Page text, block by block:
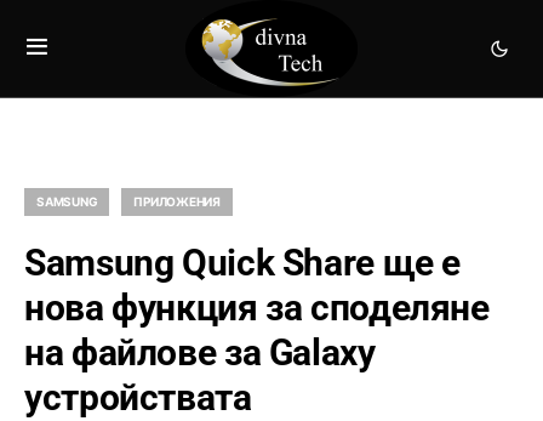
SAMSUNG ПРИЛОЖЕНИЯ
Samsung Quick Share ще е
нова функция за споделяне
на файлове за Galaxy
устройствата